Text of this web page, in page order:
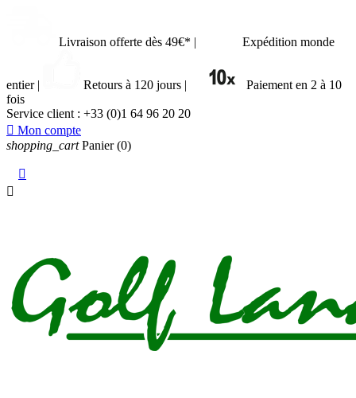
Livraison offerte dès 49€* | Expédition monde
entier | Retours à 120 jours |
Paiement en 2 à 10
fois
Service client : +33 (0)1 64 96 20 20
 Mon compte
shopping_cart Panier (0)

